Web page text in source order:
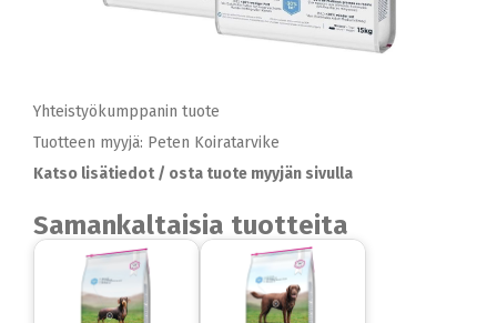
Yhteistyökumppanin tuote
Tuotteen myyjä: Peten Koiratarvike
Katso lisätiedot / osta tuote myyjän sivulla
Samankaltaisia tuotteita